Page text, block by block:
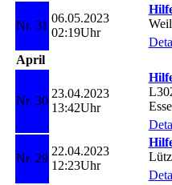
Nr. 31
06.05.2023
02:19Uhr
April
Nr. 30
23.04.2023
13:42Uhr
Nr. 29
22.04.2023
12:23Uhr